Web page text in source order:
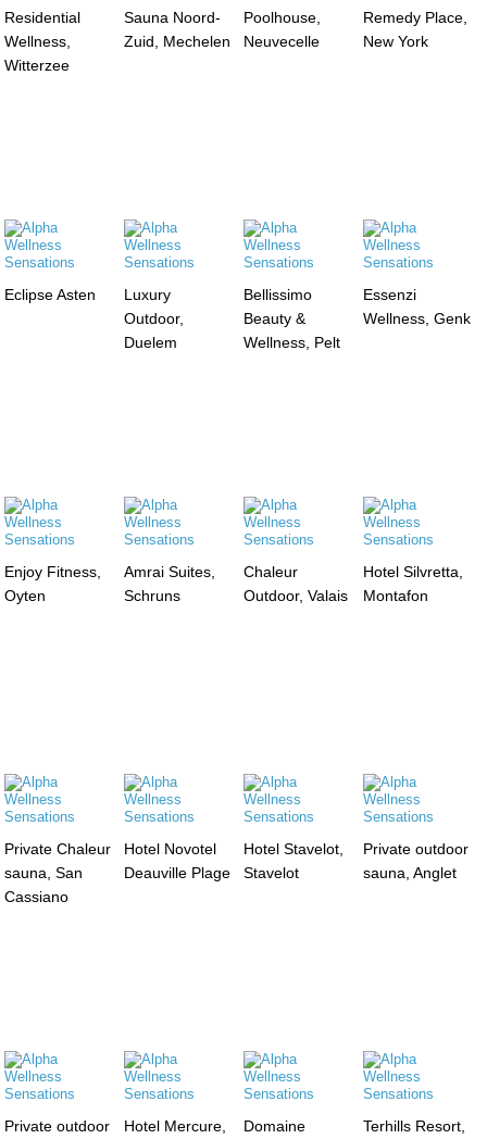
Residential
Wellness,
Witterzee
Sauna Noord-
Zuid, Mechelen
Poolhouse,
Neuvecelle
Remedy Place,
New York
Eclipse Asten
Luxury
Outdoor,
Duelem
Bellissimo
Beauty &
Wellness, Pelt
Essenzi
Wellness, Genk
Enjoy Fitness,
Oyten
Amrai Suites,
Schruns
Chaleur
Outdoor, Valais
Hotel Silvretta,
Montafon
Private Chaleur
sauna, San
Cassiano
Hotel Novotel
Deauville Plage
Hotel Stavelot,
Stavelot
Private outdoor
sauna, Anglet
Private outdoor
Hotel Mercure,
Domaine
Terhills Resort,